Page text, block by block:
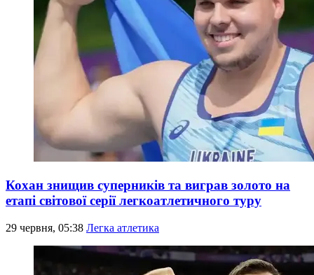
Кохан знищив суперників та виграв золото на
етапі світової серії легкоатлетичного туру
29 червня, 05:38 Легка атлетика